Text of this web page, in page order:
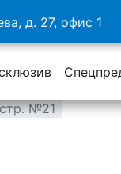
д. 27, офис 1
№21